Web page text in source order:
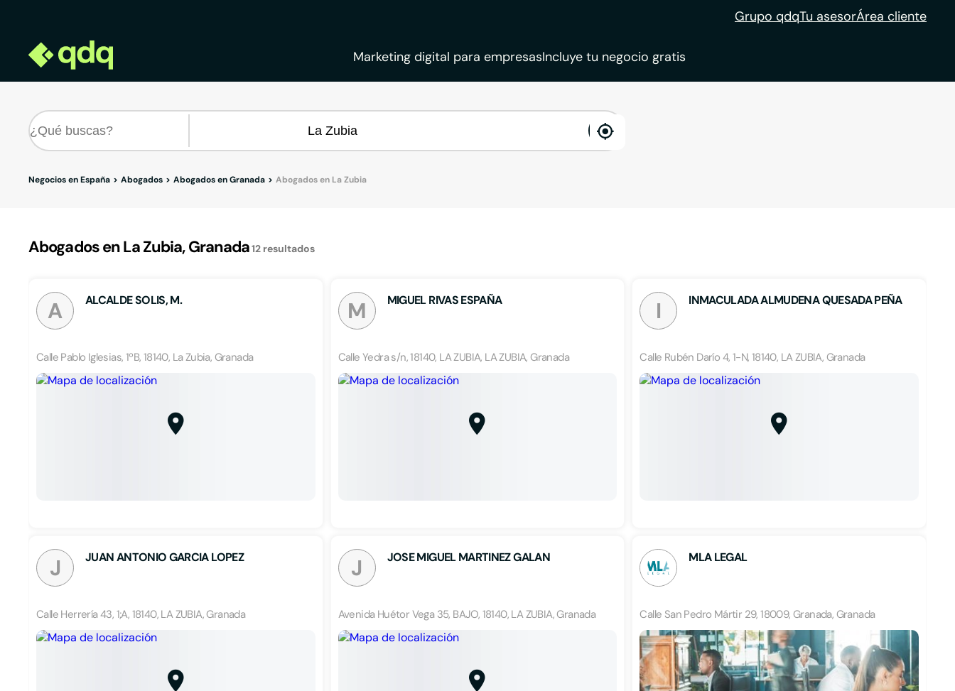
Grupo qdqTu asesorÁrea cliente
Marketing digital para empresasIncluye tu negocio gratis
enable
Negocios en España Abogados Abogados en Granada Abogados en La Zubia
Abogados en La Zubia, Granada12 resultados
A ALCALDE SOLIS, M.
Calle Pablo Iglesias, 1ºB, 18140, La Zubia, Granada
M MIGUEL RIVAS ESPAÑA
Calle Yedra s/n, 18140, LA ZUBIA, LA ZUBIA, Granada
I INMACULADA ALMUDENA QUESADA PEÑA
Calle Rubén Darío 4, 1-N, 18140, LA ZUBIA, Granada
J JUAN ANTONIO GARCIA LOPEZ
Calle Herrería 43, 1;A, 18140, LA ZUBIA, Granada
J JOSE MIGUEL MARTINEZ GALAN
Avenida Huétor Vega 35, BAJO, 18140, LA ZUBIA, Granada
MLA LEGAL
Calle San Pedro Mártir 29, 18009, Granada, Granada